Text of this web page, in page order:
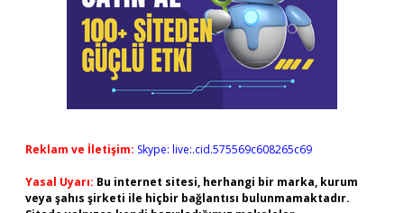
Reklam ve İletişim: Skype: live:.cid.575569c608265c69
Yasal Uyarı: Bu internet sitesi, herhangi bir marka, kurum
veya şahıs şirketi ile hiçbir bağlantısı bulunmamaktadır.